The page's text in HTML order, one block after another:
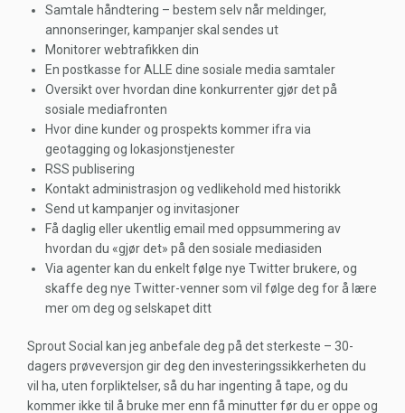
Samtale håndtering – bestem selv når meldinger,
annonseringer, kampanjer skal sendes ut
Monitorer webtrafikken din
En postkasse for ALLE dine sosiale media samtaler
Oversikt over hvordan dine konkurrenter gjør det på
sosiale mediafronten
Hvor dine kunder og prospekts kommer ifra via
geotagging og lokasjonstjenester
RSS publisering
Kontakt administrasjon og vedlikehold med historikk
Send ut kampanjer og invitasjoner
Få daglig eller ukentlig email med oppsummering av
hvordan du «gjør det» på den sosiale mediasiden
Via agenter kan du enkelt følge nye Twitter brukere, og
skaffe deg nye Twitter-venner som vil følge deg for å lære
mer om deg og selskapet ditt
Sprout Social kan jeg anbefale deg på det sterkeste – 30-
dagers prøveversjon gir deg den investeringssikkerheten du
vil ha, uten forpliktelser, så du har ingenting å tape, og du
kommer ikke til å bruke mer enn få minutter før du er oppe og